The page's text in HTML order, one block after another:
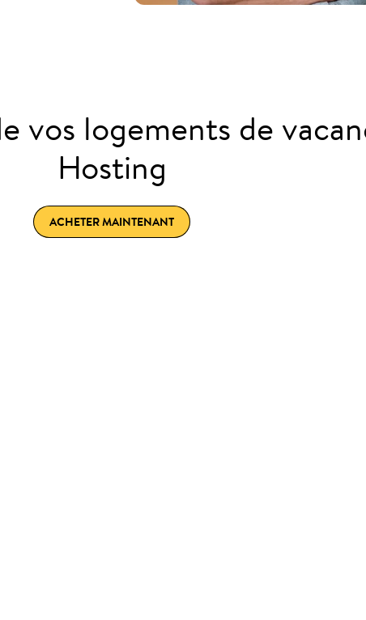
vos logements de
Hosting
ACHETER MAINTENANT